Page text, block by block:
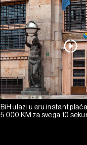
BiH ulazi u eru instant
5.000 KM za svega 10